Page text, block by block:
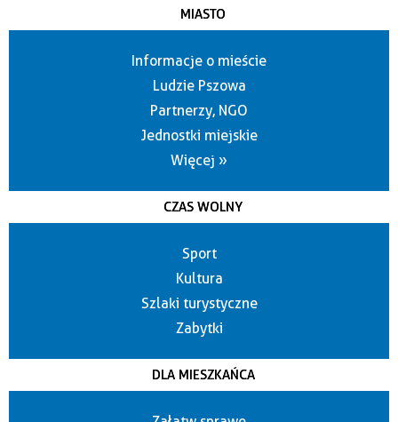
MIASTO
Informacje o mieście
Ludzie Pszowa
Partnerzy, NGO
Jednostki miejskie
Więcej »
CZAS WOLNY
Sport
Kultura
Szlaki turystyczne
Zabytki
DLA MIESZKAŃCA